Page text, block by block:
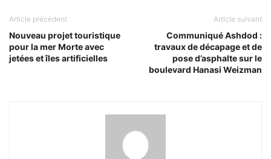
Article précédent
Nouveau projet touristique
pour la mer Morte avec
jetées et îles artificielles
Article suivant
Communiqué Ashdod :
travaux de décapage et de
pose d’asphalte sur le
boulevard Hanasi Weizman